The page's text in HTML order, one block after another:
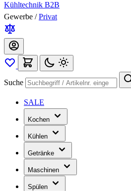
Kühltechnik B2B
Gewerbe / Privat
Suche
SALE
Kochen
Kühlen
Getränke
Maschinen
Spülen